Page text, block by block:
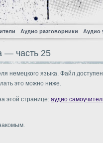
Аудио разговорники Аудио
— часть 25
немецкого языка. Файл
это можно ниже.
этой странице: аудио